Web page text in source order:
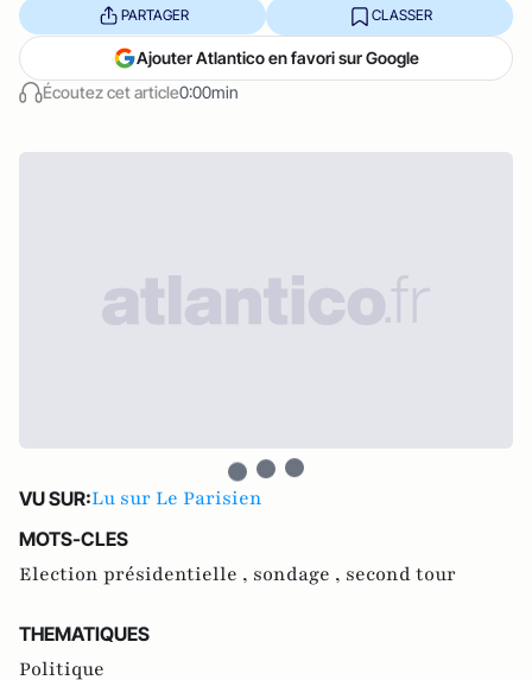
Écoutez cet article0:00min
PARTAGER CLASSER
Ajouter Atlantico en favori sur Google
VU SUR:Lu sur Le Parisien
MOTS-CLES
Election présidentielle , sondage , second tour
THEMATIQUES
Politique